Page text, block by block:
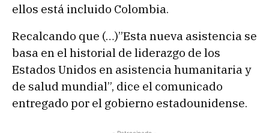
ellos está incluido Colombia.
Recalcando que (…)”Esta nueva asistencia se
basa en el historial de liderazgo de los
Estados Unidos en asistencia humanitaria y
de salud mundial”, dice el comunicado
entregado por el gobierno estadounidense.